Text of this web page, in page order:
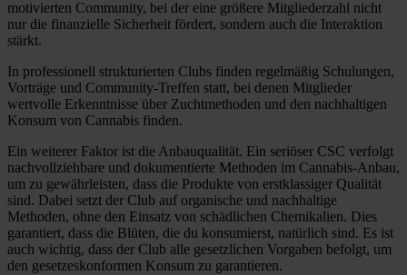
motivierten Community, bei der eine größere Mitgliederzahl nicht
nur die finanzielle Sicherheit fördert, sondern auch die Interaktion
stärkt.
In professionell strukturierten Clubs finden regelmäßig Schulungen,
Vorträge und Community-Treffen statt, bei denen Mitglieder
wertvolle Erkenntnisse über Zuchtmethoden und den nachhaltigen
Konsum von Cannabis finden.
Ein weiterer Faktor ist die Anbauqualität. Ein seriöser CSC verfolgt
nachvollziehbare und dokumentierte Methoden im Cannabis-Anbau,
um zu gewährleisten, dass die Produkte von erstklassiger Qualität
sind. Dabei setzt der Club auf organische und nachhaltige
Methoden, ohne den Einsatz von schädlichen Chemikalien. Dies
garantiert, dass die Blüten, die du konsumierst, natürlich sind. Es ist
auch wichtig, dass der Club alle gesetzlichen Vorgaben befolgt, um
den gesetzeskonformen Konsum zu garantieren.